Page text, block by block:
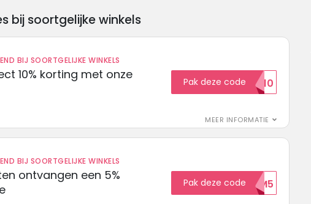
bij soortgelijke winkels
BIJ SOORTGELIJKE WINKELS
10% korting met onze
MEER INFORMATIE
Pak deze codeEXTRA10
BIJ SOORTGELIJKE WINKELS
ontvangen een 5%
Pak deze codeWELKOM5